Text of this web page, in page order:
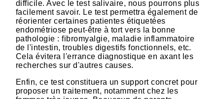
difficile. Avec le test salivaire, nous pourrons plus
facilement savoir. Le test permettra également de
réorienter certaines patientes étiquetées
endométriose peut-être à tort vers la bonne
pathologie : fibromyalgie, maladie inflammatoire
de l'intestin, troubles digestifs fonctionnels, etc.
Cela évitera l'errance diagnostique en axant les
recherches sur d'autres causes.
Enfin, ce test constituera un support concret pour
proposer un traitement, notamment chez les